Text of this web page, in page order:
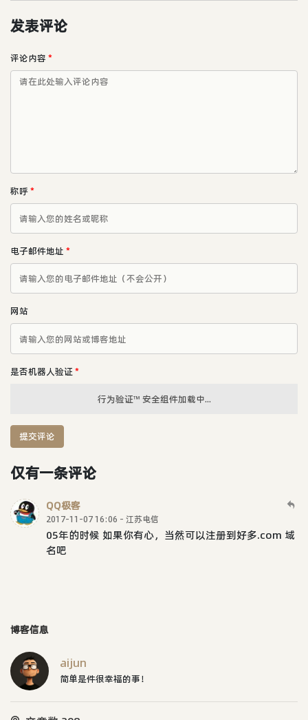
发表评论
评论内容 *
称呼*
电子邮件地址 *
网站
是否机器人验证 *
行为验证™ 安全组件加载中...
提交评论
仅有一条评论
QQ极客
2017-11-07 16:06 - 江苏电信
05年的时候 如果你有心，当然可以注册到好多.com 域
名吧
博客信息
aijun
简单是件很幸福的事！